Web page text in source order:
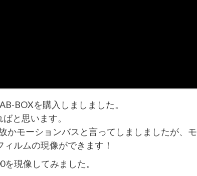
BOXを購入しましました。
と思います。
かモーションバスと言ってしましましたが、モ
ルムの現像ができます！
現像してみました。